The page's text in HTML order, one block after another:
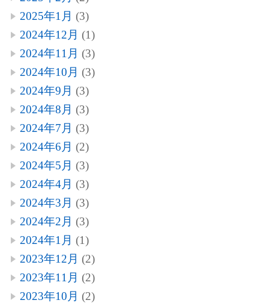
2025年1月 (3)
2024年12月 (1)
2024年11月 (3)
2024年10月 (3)
2024年9月 (3)
2024年8月 (3)
2024年7月 (3)
2024年6月 (2)
2024年5月 (3)
2024年4月 (3)
2024年3月 (3)
2024年2月 (3)
2024年1月 (1)
2023年12月 (2)
2023年11月 (2)
2023年10月 (2)